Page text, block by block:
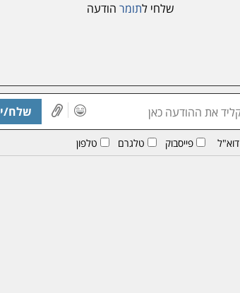
שלחי לתומר הודעה
שלח/י
דוא"ל פייסבוק טלגרם טלפון